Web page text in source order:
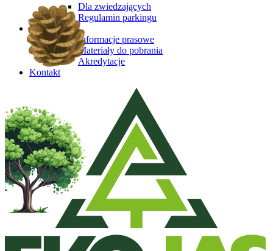
Dla zwiedzających
Regulamin parkingu
Media
Informacje prasowe
Materiały do pobrania
Akredytacje
Kontakt